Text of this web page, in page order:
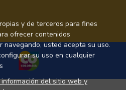
y de terceros para fines
ofrecer contenidos
navegando, usted acepta su uso.
su uso en cualquier
del sitio web y